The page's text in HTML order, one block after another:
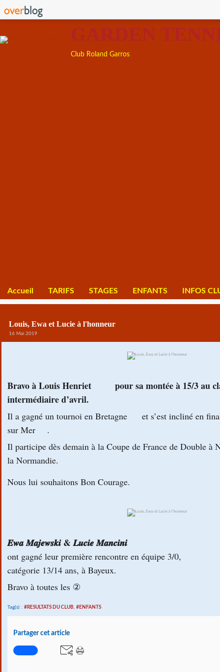
GARDEN
Club Roland Garros
Accueil TARIFS STAGES ENFANTS INFOS
Louis, Ewa et Lucie à l'honneur
16 Mai 2019
Bravo à Louis Henriet
pour sa montée à 15/3 au
intermédiaire d’avril.
Il a gagné un tournoi en Bretagne
et s’est incliné en
sur Mer
.
Il participe dès demain à la Coupe de France de Double à
la Normandie.
Nous lui souhaitons Bon Courage.
𝑬𝒘𝒂 𝑴𝒂𝒋𝒆𝒘𝒔𝒌𝒊 & 𝑳𝒖𝒄𝒊𝒆 𝑴𝒂𝒏𝒄𝒊𝒏𝒊
ont gagné leur première rencontre en équipe 3/0,
catégorie 13/14 ans, à Bayeux.
Bravo à toutes les ②
Tag(s) : #RESULTATS DU CLUB, #ENFANTS
Partager cet article